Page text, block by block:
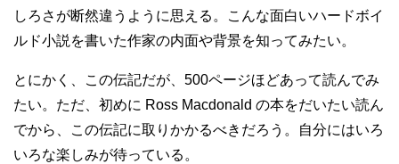
しろさが断然違うように思える。こんな面白いハードボイ
ルド小説を書いた作家の内面や背景を知ってみたい。
とにかく、この伝記だが、500ページほどあって読んでみ
たい。ただ、初めに Ross Macdonald の本をだいたい読ん
でから、この伝記に取りかかるべきだろう。自分にはいろ
いろな楽しみが待っている。